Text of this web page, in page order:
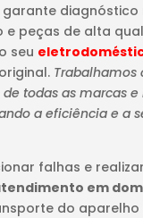
garante diagnóstico
e peças de alta
seu
Trabalhamos
todas as marcas e
a eficiência e a
falhas e
em
do aparelho